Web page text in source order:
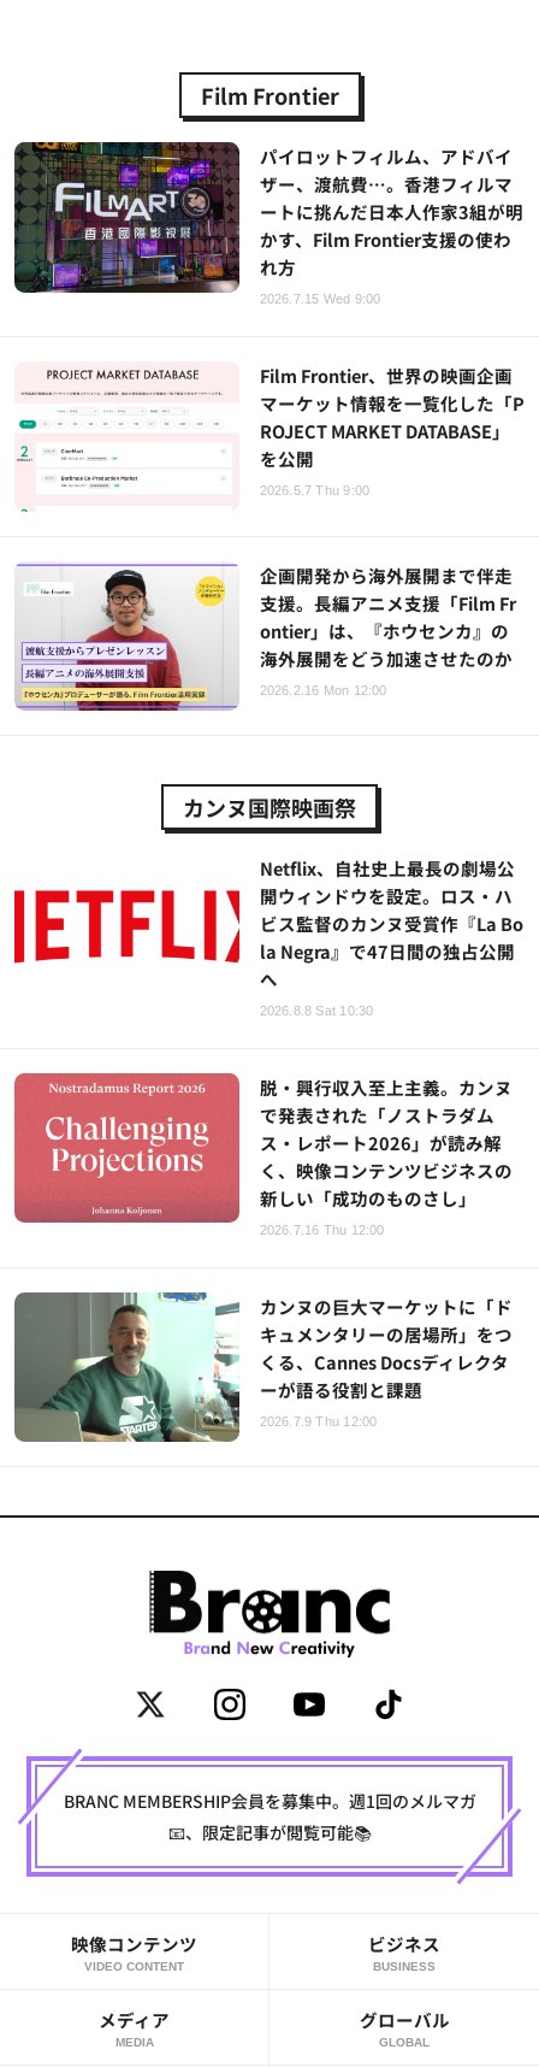
Film Frontier
パイロットフィルム、アドバイ
ザー、渡航費…。香港フィルマ
ートに挑んだ日本人作家3組が明
かす、Film Frontier支援の使わ
れ方
2026.7.15 Wed 9:00
Film Frontier、世界の映画企画
マーケット情報を一覧化した「P
ROJECT MARKET DATABASE」
を公開
2026.5.7 Thu 9:00
企画開発から海外展開まで伴走
支援。長編アニメ支援「Film Fr
ontier」は、『ホウセンカ』の
海外展開をどう加速させたのか
2026.2.16 Mon 12:00
カンヌ国際映画祭
Netflix、自社史上最長の劇場公
開ウィンドウを設定。ロス・ハ
ビス監督のカンヌ受賞作『La Bo
la Negra』で47日間の独占公開
へ
2026.8.8 Sat 10:30
脱・興行収入至上主義。カンヌ
で発表された「ノストラダム
ス・レポート2026」が読み解
く、映像コンテンツビジネスの
新しい「成功のものさし」
2026.7.16 Thu 12:00
カンヌの巨大マーケットに「ド
キュメンタリーの居場所」をつ
くる、Cannes Docsディレクタ
ーが語る役割と課題
2026.7.9 Thu 12:00
BRANC MEMBERSHIP会員を募集中。週1回のメルマガ
📧、限定記事が閲覧可能📚
映像コンテンツ
VIDEO CONTENT
ビジネス
BUSINESS
メディア
MEDIA
グローバル
GLOBAL